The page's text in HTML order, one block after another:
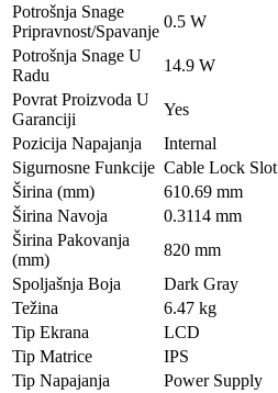
Potrošnja Snage
Pripravnost/Spavanje
0.5 W
Potrošnja Snage U
Radu
14.9 W
Povrat Proizvoda U
Garanciji
Yes
Pozicija Napajanja
Internal
Sigurnosne Funkcije Cable Lock Slot
Širina (mm)
610.69 mm
Širina Navoja
0.3114 mm
Širina Pakovanja
(mm)
820 mm
Spoljašnja Boja
Dark Gray
Težina
6.47 kg
Tip Ekrana
LCD
Tip Matrice
IPS
Tip Napajanja
Power Supply